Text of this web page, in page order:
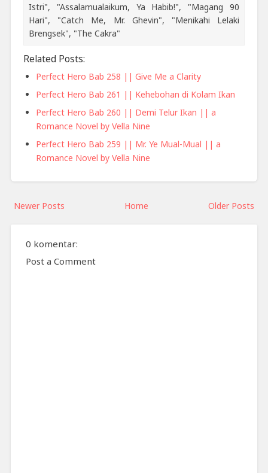
Istri", "Assalamualaikum, Ya Habib!", "Magang 90
Hari", "Catch Me, Mr. Ghevin", "Menikahi Lelaki
Brengsek", "The Cakra"
Related Posts:
Perfect Hero Bab 258 || Give Me a Clarity
Perfect Hero Bab 261 || Kehebohan di Kolam Ikan
Perfect Hero Bab 260 || Demi Telur Ikan || a
Romance Novel by Vella Nine
Perfect Hero Bab 259 || Mr. Ye Mual-Mual || a
Romance Novel by Vella Nine
Newer Posts Older Posts
Home
0 komentar:
Post a Comment